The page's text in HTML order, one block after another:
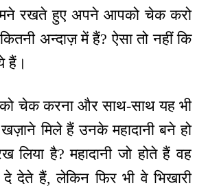
रखते हुए अपने आपको चेक करो
अन्दाज़ में हैं? ऐसा तो नहीं कि
हैं।
चेक करना और साथ-साथ यह भी
मिले हैं उनके महादानी बने हो
लिया है? महादानी जो होते हैं वह
देते हैं, लेकिन फिर भी वे भिखारी